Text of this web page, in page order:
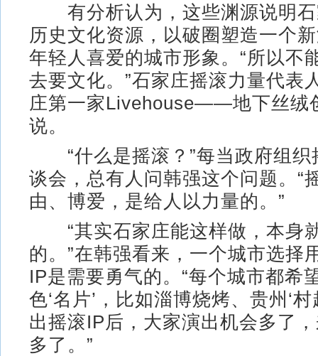
有分析认为，这些渊源说明石
历史文化资源，以破圈塑造一个
年轻人喜爱的城市形象。“所以不
去要文化。”石家庄摇滚力量代表
庄第一家Livehouse——地下丝绒
说。
“什么是摇滚？”每当政府组织
谈会，总有人问韩强这个问题。“
由、博爱，是给人以力量的。”
“其实石家庄能这样做，本身
的。”在韩强看来，一个城市选择
IP是需要勇气的。“每个城市都希
色‘名片’，比如淄博烧烤、贵州‘
出摇滚IP后，大家演出机会多了
多了。”